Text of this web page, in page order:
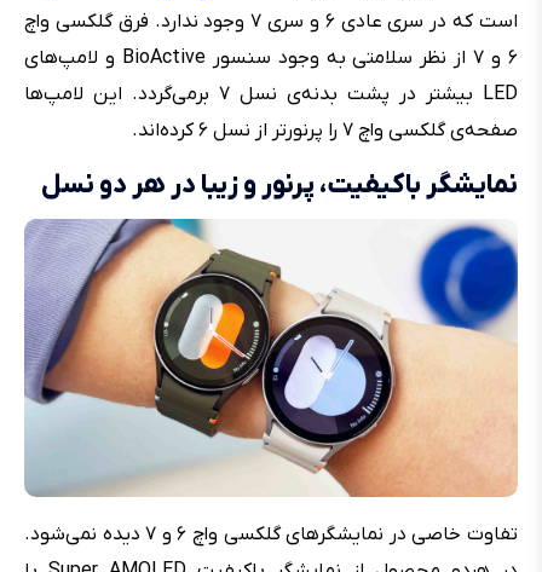
است که در سری عادی ۶ و سری ۷ وجود ندارد. فرق گلکسی واچ
۶ و ۷ از نظر سلامتی به وجود سنسور BioActive و لامپ‌های
LED بیشتر در پشت بدنه‌ی نسل ۷ برمی‌گردد. این لامپ‌ها
صفحه‌ی گلکسی واچ ۷ را پرنورتر از نسل ۶ کرده‌اند.
نمایشگر باکیفیت، پرنور و زیبا در هر دو نسل
تفاوت خاصی در نمایشگرهای گلکسی واچ ۶ و ۷ دیده نمی‌شود.